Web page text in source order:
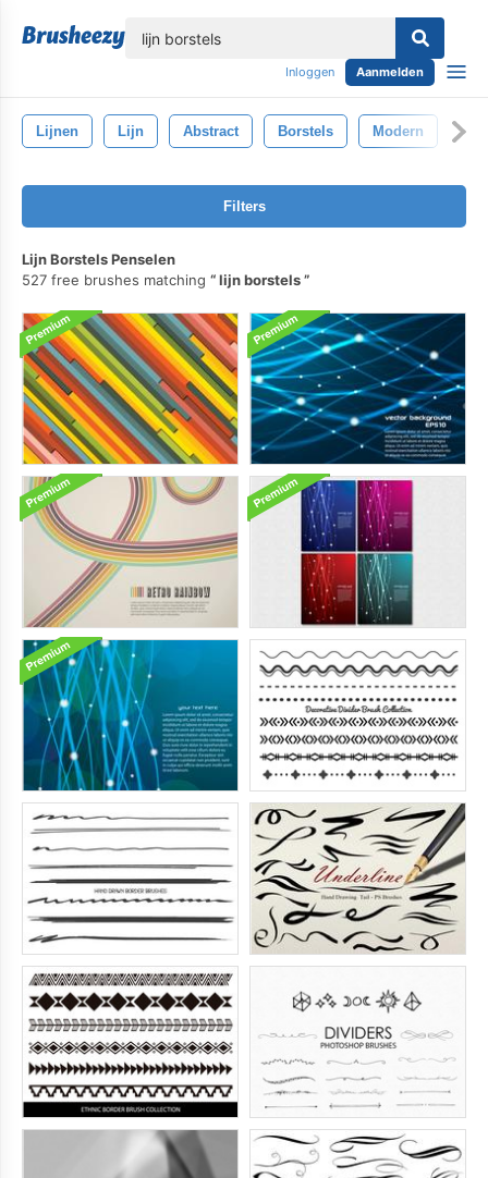
Inloggen Aanmelden
Lijnen Lijn Abstract Borstels Modern
Filters
Lijn Borstels Penselen
527 free brushes matching
lijn borstels